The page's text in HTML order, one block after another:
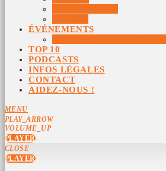
ÉVÉNEMENTS
TOP 10
PODCASTS
INFOS LÉGALES
CONTACT
AIDEZ-NOUS !
MENU
PLAY_ARROW
VOLUME_UP
PLAYER
CLOSE
PLAYER